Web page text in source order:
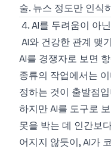
술. 뉴스 정도만 인식
4. AI를 두려움이 아
AI와 건강한 관계 맺기
AI를 경쟁자로 보면
종류의 작업에서는
정하는 것이 출발점
하지만 AI를 도구로
못을 박는 데 인간보
어지지 않듯이, AI가